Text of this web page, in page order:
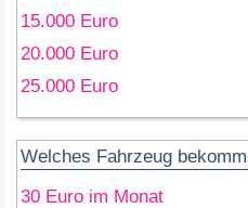
15.000 Euro
20.000 Euro
25.000 Euro
Welches Fahrzeug
30 Euro im Monat